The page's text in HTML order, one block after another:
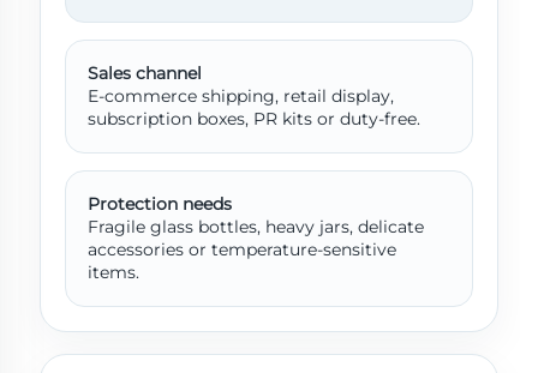
Sales channel
E-commerce shipping, retail display,
subscription boxes, PR kits or duty-free.
Protection needs
Fragile glass bottles, heavy jars, delicate
accessories or temperature-sensitive
items.